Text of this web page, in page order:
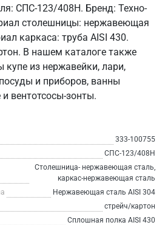
СПС-123/408Н. Бренд: Техно-
столешницы: нержавеющая
каркаса: труба AISI 430.
В нашем каталоге также
из нержавейки, лари,
и приборов, ванны
вентотсосы-зонты.
333-100755
СПС-123/408Н
Столешница- нержавеющая сталь,
каркас-нержавеющая сталь
Нержавеющая сталь AISI 304
стрейч/картон
Сплошная полка AISI 430